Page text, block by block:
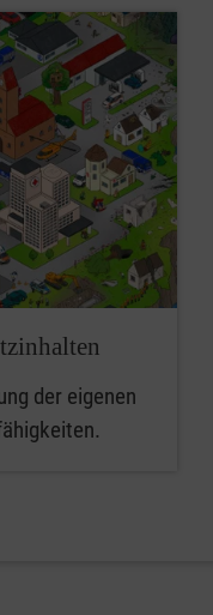
der eigenen